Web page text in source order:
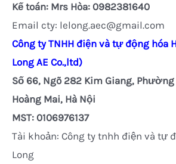
Kế toán: Mrs Hòa: 0982381640
Email cty: lelong.aec@gmail.com
Công ty TNHH điện và tự động hóa
Long AE Co.,ltd)
Số 66, Ngõ 282 Kim Giang,
Hoàng Mai, Hà Nội
MST: 0106976137
Tài khoản: Công ty tnhh điện và tự
Long